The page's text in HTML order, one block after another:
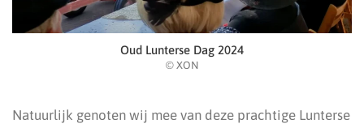
Oud Lunterse Dag 2024
© XON
Natuurlijk genoten wij mee van deze prachtige Lunterse